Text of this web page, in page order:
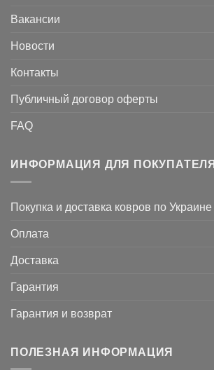
Вакансии
Новости
Контакты
Публичный договор оферты
FAQ
ИНФОРМАЦИЯ ДЛЯ ПОКУПАТЕЛЯ
Покупка и доставка ковров по Украине
Оплата
Доставка
Гарантия
Гарантия и возврат
ПОЛЕЗНАЯ ИНФОРМАЦИЯ